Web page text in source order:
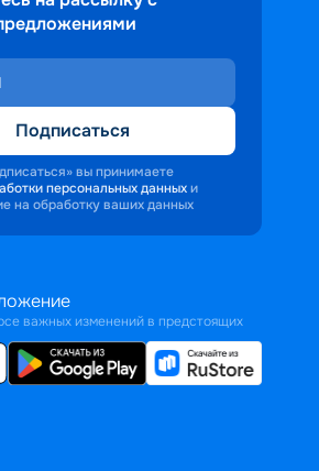
Подписаться
вы принимаете
персональных данных и
на обработку ваших данных
важных изменений в предстоящих